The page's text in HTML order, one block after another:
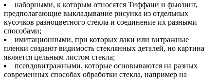
наборными, к которым относятся Тиффани и фьюзинг,
предполагающие выкладывание рисунка из отдельных
кусочков разноцветного стекла и соединение их разными
способами;
имитационными, при которых лаки или витражные
пленки создают видимость стеклянных деталей, но картина
является цельным листом стекла;
псевдовитражными, которые основываются на разных
современных способах обработки стекла, например на